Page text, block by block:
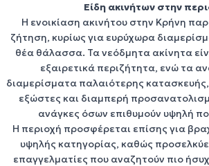
Είδη ακινήτων στην
Η ενοικίαση ακινήτου στην Κρήνη
ζήτηση, κυρίως για ευρύχωρα
θέα θάλασσα. Τανεόδμητα ακίνητα
εξαιρετικά περιζήτητα, ενώ τα
διαμερίσματαπαλαιότερης
εξώστες και διαμπερή
ανάγκες όσων επιθυμούν υψηλή
Η περιοχή προσφέρεται επίσης για
υψηλής κατηγορίας, καθώς
επαγγελματίες που αναζητούν πιο